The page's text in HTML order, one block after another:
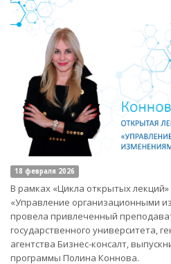
18 февраля 2026
В рамках «Цикла открытых лекций»
«Управление организационными
провела привлеченный
государственного университета,
агентства Бизнес-консалт,
программы Полина Коннова.